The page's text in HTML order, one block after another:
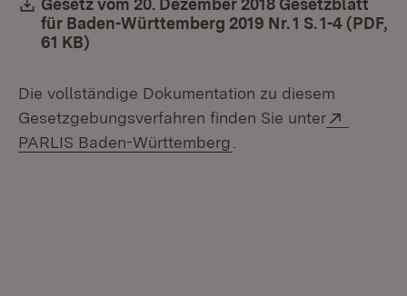
Download:
Gesetz vom 20. Dezember 2018 Gesetzblatt
für Baden-Württemberg 2019 Nr. 1 S. 1-4 (PDF,
61 KB)
Die vollständige Dokumentation zu diesem
Gesetzgebungsverfahren finden Sie unter
PARLIS Baden-Württemberg